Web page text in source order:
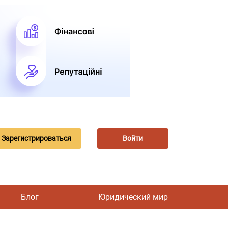
Зарегистрироваться Войти
Блог Юридический мир